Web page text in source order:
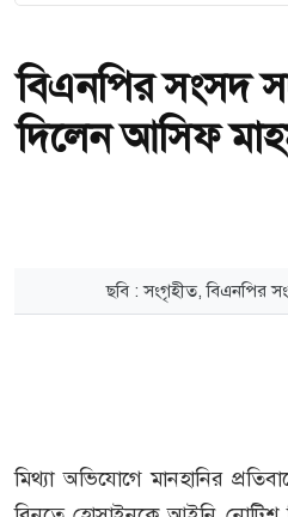
বিএনপির সংসদ
দিলেন আসিফ